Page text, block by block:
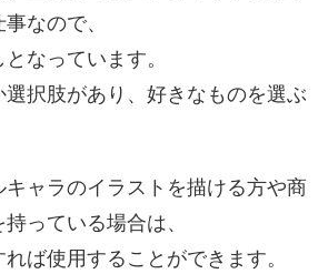
なので、
なっています。
択肢があり、好きなものを選ぶ
キャラのイラストを描ける方や商
っている場合は、
ば使用することができます。